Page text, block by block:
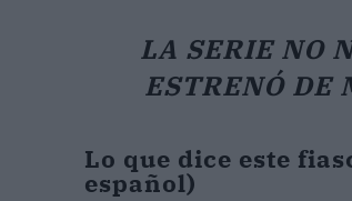
LA SERIE NO
ESTRENÓ DE
Lo que dice este
español)